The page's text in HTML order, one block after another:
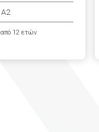
A2
από 12 ετών